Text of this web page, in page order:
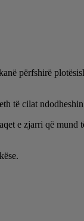
përfshirë
të cilat
e zjarri që mund